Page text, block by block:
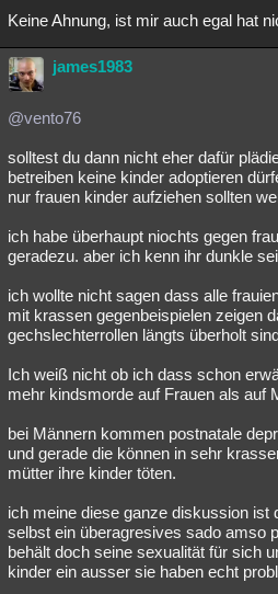
Keine Ahnung, ist mir auch egal hat
james1983
@vento76
solltest du dann nicht eher dafür
betreiben keine kinder adoptieren
nur frauen kinder aufziehen sollten
ich habe überhaupt niochts gegen
geradezu. aber ich kenn ihr dunkle
ich wollte nicht sagen dass alle
mit krassen gegenbeispielen zeigen
gechslechterrollen längts überholt
Ich weiß nicht ob ich dass schon
mehr kindsmorde auf Frauen als auf
bei Männern kommen postnatale
und gerade die können in sehr
mütter ihre kinder töten.
ich meine diese ganze diskussion ist
selbst ein überagresives sado amso
behält doch seine sexualität für sich
kinder ein ausser sie haben echt